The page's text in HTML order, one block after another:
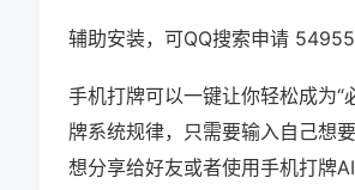
辅助安装，可QQ搜索申请
手机打牌可以一键让你轻松成为
牌系统规律，只需要输入自己想
想分享给好友或者使用手机打牌